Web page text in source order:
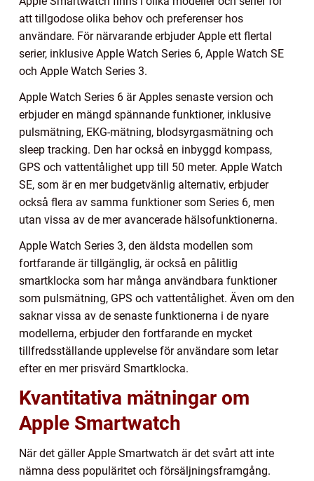
att tillgodose olika behov och preferenser hos
användare. För närvarande erbjuder Apple ett flertal
serier, inklusive Apple Watch Series 6, Apple Watch SE
och Apple Watch Series 3.
Apple Watch Series 6 är Apples senaste version och
erbjuder en mängd spännande funktioner, inklusive
pulsmätning, EKG-mätning, blodsyrgasmätning och
sleep tracking. Den har också en inbyggd kompass,
GPS och vattentålighet upp till 50 meter. Apple Watch
SE, som är en mer budgetvänlig alternativ, erbjuder
också flera av samma funktioner som Series 6, men
utan vissa av de mer avancerade hälsofunktionerna.
Apple Watch Series 3, den äldsta modellen som
fortfarande är tillgänglig, är också en pålitlig
smartklocka som har många användbara funktioner
som pulsmätning, GPS och vattentålighet. Även om den
saknar vissa av de senaste funktionerna i de nyare
modellerna, erbjuder den fortfarande en mycket
tillfredsställande upplevelse för användare som letar
efter en mer prisvärd Smartklocka.
Kvantitativa mätningar om
Apple Smartwatch
När det gäller Apple Smartwatch är det svårt att inte
nämna dess populäritet och försäljningsframgång.